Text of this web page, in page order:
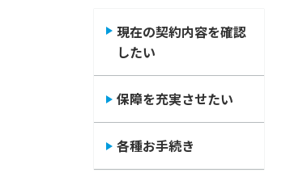
現在の契約内容を確認
したい
保障を充実させたい
各種お手続き